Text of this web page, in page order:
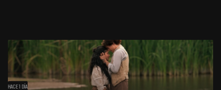
HACE 1 DÍA